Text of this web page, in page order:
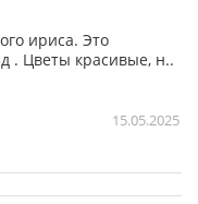
ириса. Это
. Цветы красивые, н..
15.05.2025